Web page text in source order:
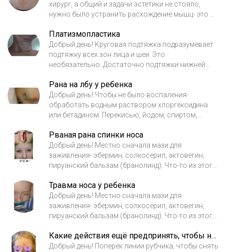
С уважением, Ованесова Ольга.
хирург, а общий и задачи эстетики не стояло,
нужно было устранить расхождение мышц- это он
пластическому хирургу- часто выполняю
абдоминопластику с вшиванием диастаз. Можно
выполнить парциальную коррекцию рубца и
формы живота в ходе абдоминопластики. Затем
методиками. Приходите на консультацию-
подробно дам информацию, что нужно делать,
чтобы решить проблему. С уважением, Ованесова
Ольга.
Платизмопластика
Добрый день! Круговая подтяжка подразумевает
подтяжку всех зон лица и шеи. Это
необязательно. Достаточно подтяжки нижней
подбородочной зоны. В зависимости от
желаемого результата на очной консультации
подберем необходимые методики. С уважением,
Ованесова Ольга.
Рана на лбу у ребенка
Добрый день! Чтобы не было воспаления-
обработать водным раствором хлоргексидина
или бетадином. Перекисью, йодом, спиртом,
омнистрип несколько полосок в разных
направлениях, чтобы зазора в виде корочки не
было вообще, близко соединить края раны. Не
мочить и не снимать пластырь 2-3 недели
натяжением, чтобы исключить расхождение
краев раны. Это даже лучше, чем наложить шов,
если сделать всё правильно и выдержать нужное
время. Затем- цикатрикс или дерматикс. С
Рваная рана спинки носа
Добрый день! Местно сначала мази для
заживления- эбермин, солкосерил, актовегин,
пируанский бальзам (бранолинд). Что-то из этого
заживления- бессмертник, арника и др.
Исключить повторное, даже легкое
травмирование, мокнутие, натирание. Не
применять раньше времени средства от рубцов.
противорубцовые- цекатрикс, дерматикс. Потом
можно скорректировать, что останется. Не
Травма носа у ребенка
Добрый день! Местно сначала мази для
заживления- эбермин, солкосерил, актовегин,
пируанский бальзам (бранолинд). Что-то из этого
заживления- бессмертник, арника и др.
Исключить повторное, даже легкое
Какие действия ещё предпринять, чтобы не остался рубец?
Добрый день! Поперёк линии рубчика, чтобы снять